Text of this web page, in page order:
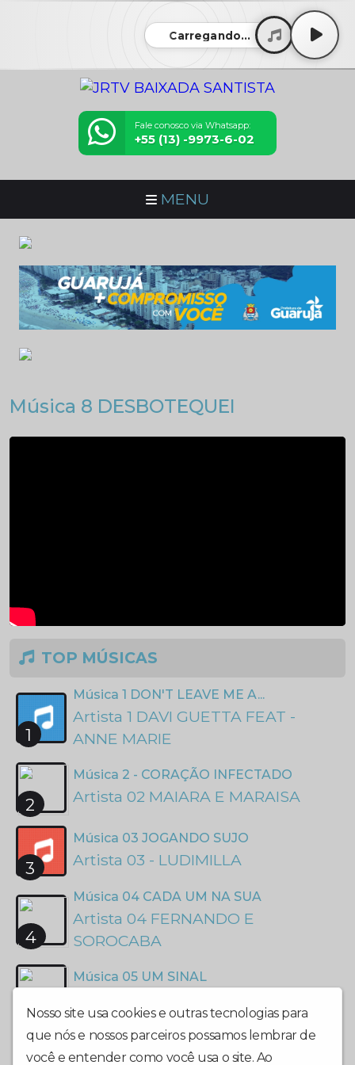
Carregando...
Fale conosco via Whatsapp:
+55 (13) -9973-6-02
MENU
Música 8 DESBOTEQUEI
TOP MÚSICAS
1
Música 1 DON'T LEAVE ME A...
Artista 1 DAVI GUETTA FEAT -
ANNE MARIE
2
Música 2 - CORAÇÃO INFECTADO
Artista 02 MAIARA E MARAISA
3
Música 03 JOGANDO SUJO
Artista 03 - LUDIMILLA
4
Música 04 CADA UM NA SUA
Artista 04 FERNANDO E
SOROCABA
5
Música 05 UM SINAL
Nosso site usa cookies e outras tecnologias para
que nós e nossos parceiros possamos lembrar de
você e entender como você usa o site. Ao